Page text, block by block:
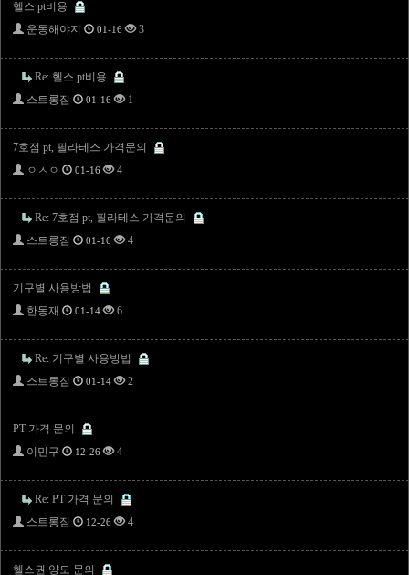
헬스 pt비용
운동해야지
01-16 3
Re: 헬스 pt비용
스트롱짐
01-16 1
7호점 pt, 필라테스 가격문의
ㅇㅅㅇ
01-16 4
Re: 7호점 pt, 필라테스 가격문의
스트롱짐
01-16 4
기구별 사용방법
한동재
01-14 6
Re: 기구별 사용방법
스트롱짐
01-14 2
PT 가격 문의
이민구
12-26 4
Re: PT 가격 문의
스트롱짐
12-26 4
헬스권 양도 문의